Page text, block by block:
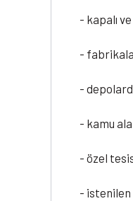
- kapalı
-
-
- kamu
- özel
- istenilen